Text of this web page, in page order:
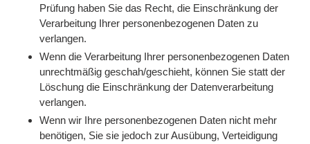
Prüfung haben Sie das Recht, die Einschränkung der
Verarbeitung Ihrer personenbezogenen Daten zu
verlangen.
Wenn die Verarbeitung Ihrer personenbezogenen Daten
unrechtmäßig geschah/geschieht, können Sie statt der
Löschung die Einschränkung der Datenverarbeitung
verlangen.
Wenn wir Ihre personenbezogenen Daten nicht mehr
benötigen, Sie sie jedoch zur Ausübung, Verteidigung